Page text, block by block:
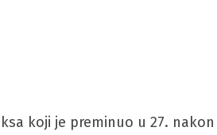
koji je preminuo u 27.